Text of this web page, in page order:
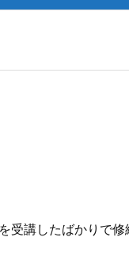
受講したばかりで修